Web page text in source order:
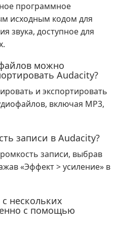
программное
исходным кодом для
звука, доступное для
можно
Audacity?
и экспортировать
включая MP3,
записи в Audacity?
записи, выбрав
«Эффект > усиление» в
нескольких
с помощью